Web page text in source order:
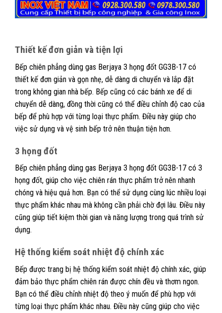
Thiết kế đơn giản và tiện lợi
Bếp chiên phẳng dùng gas Berjaya 3 họng đốt GG3B-17 có
thiết kế đơn giản và gọn nhẹ, dễ dàng di chuyển và lắp đặt
trong không gian nhà bếp. Bếp cũng có các bánh xe để di
chuyển dễ dàng, đồng thời cũng có thể điều chỉnh độ cao của
bếp để phù hợp với từng loại thực phẩm. Điều này giúp cho
việc sử dụng và vệ sinh bếp trở nên thuận tiện hơn.
3 họng đốt
Bếp chiên phẳng dùng gas Berjaya 3 họng đốt GG3B-17 có 3
họng đốt, giúp cho việc chiên rán thực phẩm trở nên nhanh
chóng và hiệu quả hơn. Bạn có thể sử dụng cùng lúc nhiều loại
thực phẩm khác nhau mà không cần phải chờ đợi lâu. Điều này
cũng giúp tiết kiệm thời gian và năng lượng trong quá trình sử
dụng.
Hệ thống kiểm soát nhiệt độ chính xác
Bếp được trang bị hệ thống kiểm soát nhiệt độ chính xác, giúp
đảm bảo thực phẩm chiên rán được chín đều và thơm ngon.
Bạn có thể điều chỉnh nhiệt độ theo ý muốn để phù hợp với
từng loại thực phẩm khác nhau. Điều này cũng giúp cho việc